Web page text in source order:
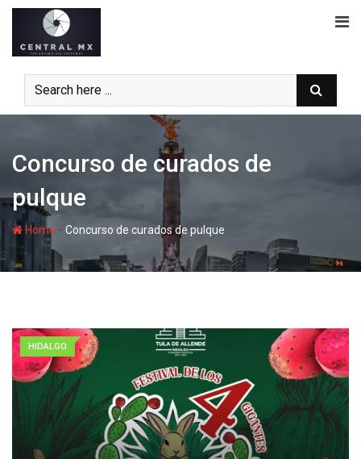
Skip
content
Concurso de curados de
pulque
Home -Concurso de curados de pulque
HIDALGO